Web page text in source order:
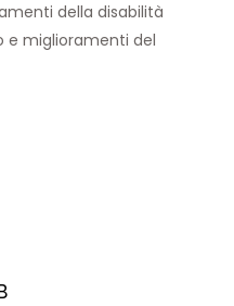
della disabilità
e miglioramenti del